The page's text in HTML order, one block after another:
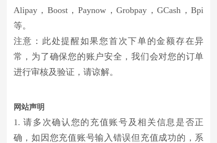
Alipay，Boost，Paynow，Grobpay，GCash，Bpi
等。
注意：此处提醒如果您首次下单的金额存在异
常，为了确保您的账户安全，我们会对您的订单
进行审核及验证，请谅解。
网站声明
1. 请多次确认您的充值账号及相关信息是否正
确，如因您充值账号输入错误但充值成功的，系